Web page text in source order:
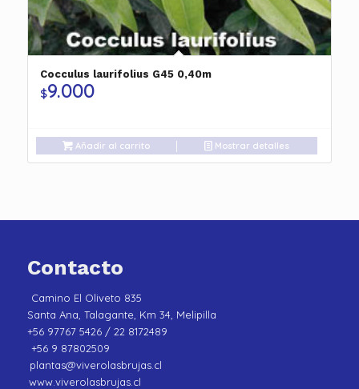
Cocculus laurifolius G45 0,40m
$9.000
Añadir al carrito Mostrar detalles
Contacto
Camino El Oliveto 835
Santa Ana, Talagante, Km 34, Melipilla
+56 97767 5426 / 22 8172489
+56 9 87802509
plantas@viverolasbrujas.cl
www.viverolasbrujas.cl